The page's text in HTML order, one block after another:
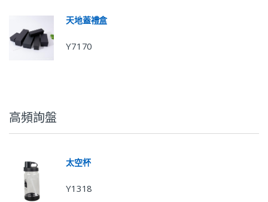
天地蓋禮盒
Y7170
高頻詢盤
太空杯
Y1318